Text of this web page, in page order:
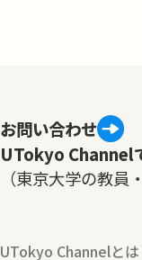
お問い合わせ
UTokyo Channel
（東京大学の教員
UTokyo Channelとは